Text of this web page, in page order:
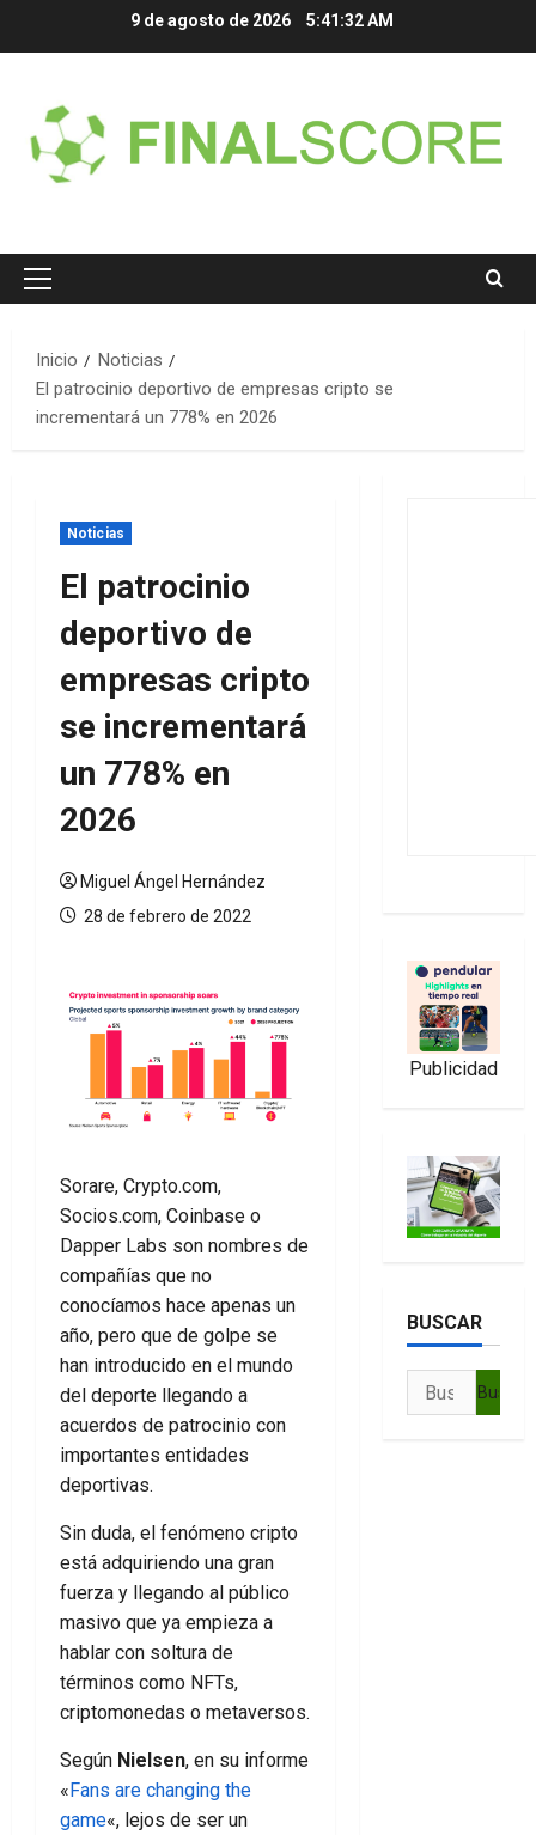
9 de agosto de 2026 5:41:32 AM
Menú
Inicio
Noticias
El patrocinio deportivo de empresas cripto se
incrementará un 778% en 2026
Noticias
El patrocinio
deportivo de
empresas cripto
se incrementará
un 778% en
2026
Miguel Ángel Hernández
28 de febrero de 2022
Sorare, Crypto.com,
Socios.com, Coinbase o
Dapper Labs son nombres de
compañías que no
conocíamos hace apenas un
año, pero que de golpe se
han introducido en el mundo
del deporte llegando a
acuerdos de patrocinio con
importantes entidades
deportivas.
Sin duda, el fenómeno cripto
está adquiriendo una gran
fuerza y llegando al público
masivo que ya empieza a
hablar con soltura de
términos como NFTs,
criptomonedas o metaversos.
Según Nielsen, en su informe
«Fans are changing the
game«, lejos de ser un
Publicidad
BUSCAR
Buscar: